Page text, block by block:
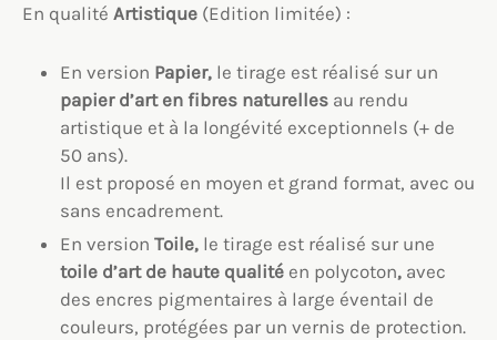
En qualité Artistique (Edition limitée) :
En version Papier, le tirage est réalisé sur un
papier d’art en fibres naturelles au rendu
artistique et à la longévité exceptionnels (+ de
50 ans).
Il est proposé en moyen et grand format, avec ou
sans encadrement.
En version Toile, le tirage est réalisé sur une
toile d’art de haute qualité en polycoton,avec
des encres pigmentaires à large éventail de
couleurs, protégées par un vernis de protection.